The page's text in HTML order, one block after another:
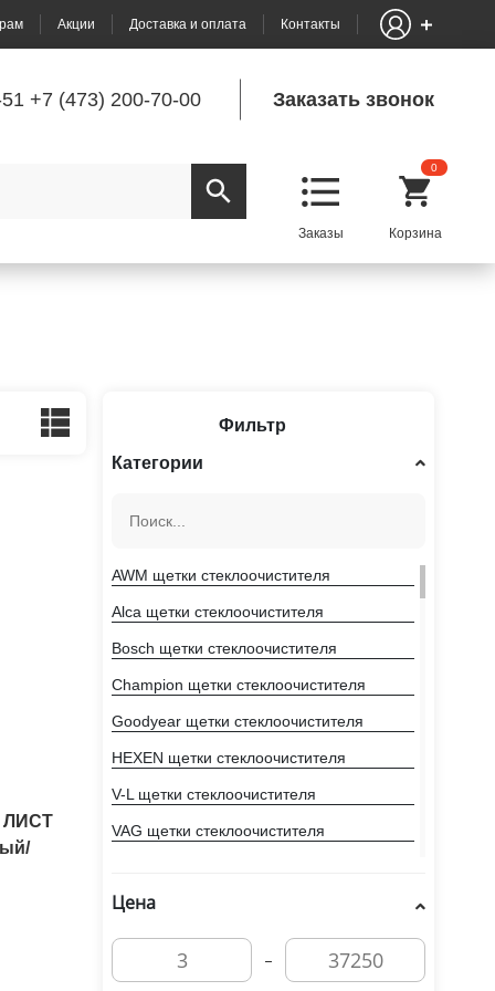
Акции Доставка и оплата Контакты
+7 (473) 200-70-00 Заказать звонок
0
Фильтр
Категории
AWM щетки стеклоочистителя
Alca щетки стеклоочистителя
Bosch щетки стеклоочистителя
Champion щетки стеклоочистителя
Goodyear щетки стеклоочистителя
HEXEN щетки стеклоочистителя
V-L щетки стеклоочистителя
VAG щетки стеклоочистителя
ZEBRA щетки стеклоочистителя
\
Аварийные знаки
Цена
ЛИСТ